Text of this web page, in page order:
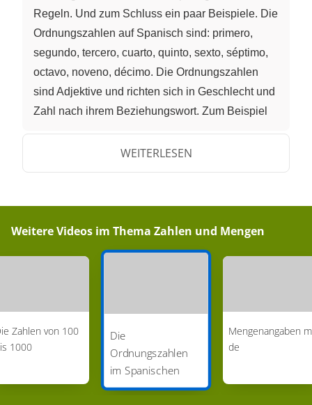
Regeln. Und zum Schluss ein paar Beispiele. Die
Ordnungszahlen auf Spanisch sind: primero,
segundo, tercero, cuarto, quinto, sexto, séptimo,
octavo, noveno, décimo. Die Ordnungszahlen
sind Adjektive und richten sich in Geschlecht und
Zahl nach ihrem Beziehungswort. Zum Beispiel
segundo hijo. Der zweite Sohn. Maskulin.
Ordnungszahlen stehen immer vor dem
werden vor einem maskulinen Substantiv zu
„primer“ beziehungsweise „tercer“ verkürzt. Zum
Beispiel: el primer lugar, el segundo lugar, el
quinto hijo. Dieser ist mein fünfter Sohn. Chicos y
chicas eso es todo por hoy. Jungs und Mädels,
das war alles für heute. ¡Hasta pronto! Bis bald!
WEITERLESEN
Weitere Videos im Thema Zahlen und Mengen
Zahlen von 100
1000
Die
Ordnungszahlen
im Spanischen
Mengenangaben
de